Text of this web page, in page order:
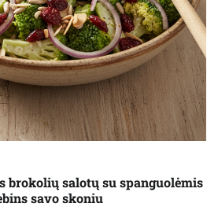
brokolių salotų su spanguolėmis
savo skoniu